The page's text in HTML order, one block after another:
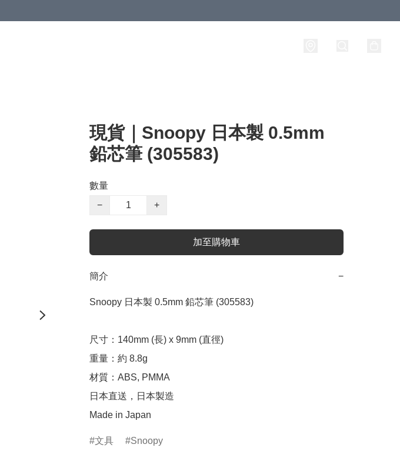
現貨｜Snoopy 日本製 0.5mm
鉛芯筆 (305583)
數量
−
+
加至購物車
簡介 −
Snoopy 日本製 0.5mm 鉛芯筆 (305583)
尺寸：140mm (長) x 9mm (直徑)
重量：約 8.8g
材質：ABS, PMMA
日本直送，日本製造
Made in Japan
文具 Snoopy